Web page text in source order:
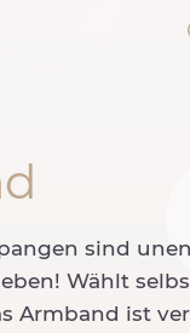
sind
Wählt
Armband ist